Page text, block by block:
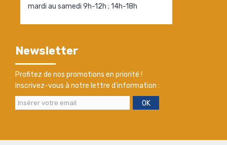
mardi au samedi 9h-12h ; 14h-18h
Newsletter
Profitez de nos promotions en priorité !
Inscrivez-vous à notre lettre d'information :
OK